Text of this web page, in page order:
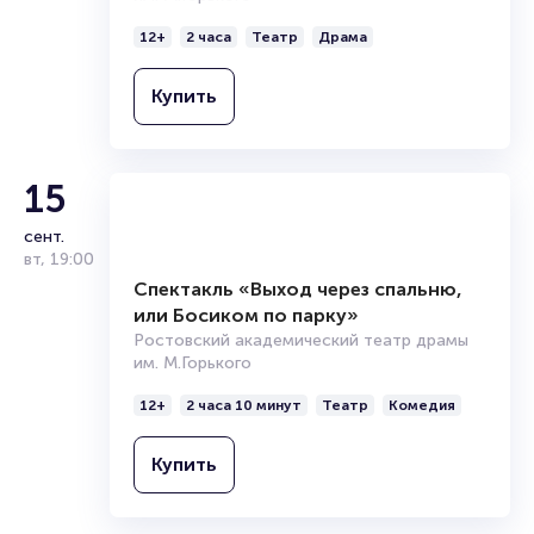
Спектакль «Любовь и Голуби»
Ростовский академический театр драмы
12+ 2 часа
15
Спектакль «Выход через спальню,
или Босиком по парку»
Ростовский академический театр драмы
им. М.Горького